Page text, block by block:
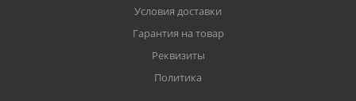
Условия доставки
Гарантия на товар
Реквизиты
Политика